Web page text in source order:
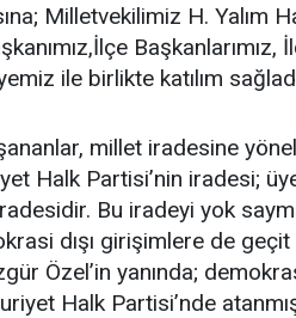
Milletvekilimiz H. Yalım
Başkanlarımız,
ile birlikte katılım
millet iradesine
Halk Partisi’nin iradesi;
Bu iradeyi yok
dışı girişimlere de
Özel’in yanında;
Halk Partisi’nde